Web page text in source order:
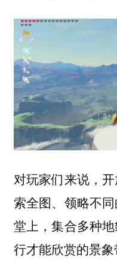
对玩家们来说，
索全图、领略不
堂上，集合多种
行才能欣赏的景象